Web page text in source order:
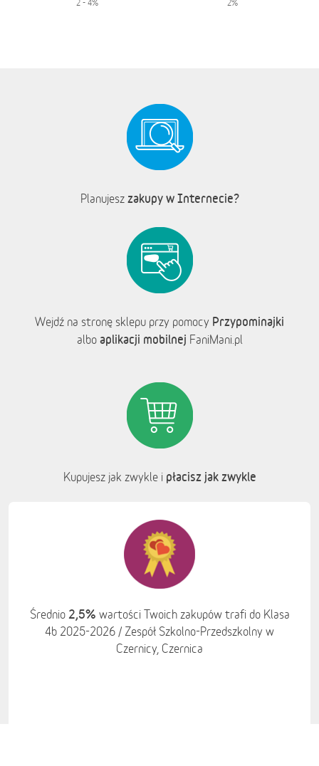
2 - 4% 2%
Planujesz zakupy w Internecie?
Wejdź na stronę sklepu przy pomocy Przypominajki
albo aplikacji mobilnej FaniMani.pl
Kupujesz jak zwykle i płacisz jak zwykle
Średnio 2,5% wartości Twoich zakupów trafi do Klasa
4b 2025-2026 / Zespół Szkolno-Przedszkolny w
Czernicy, Czernica